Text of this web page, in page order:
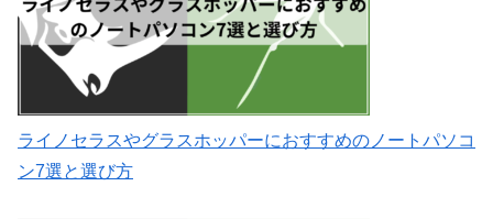
ライノセラスやグラスホッパーにおすすめのノートパソコ
ン7選と選び方